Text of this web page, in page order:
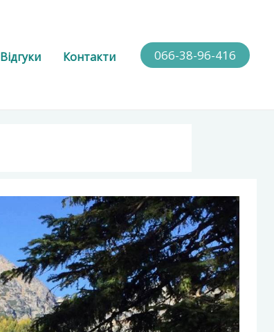
Відгуки Контакти 066-38-96-416